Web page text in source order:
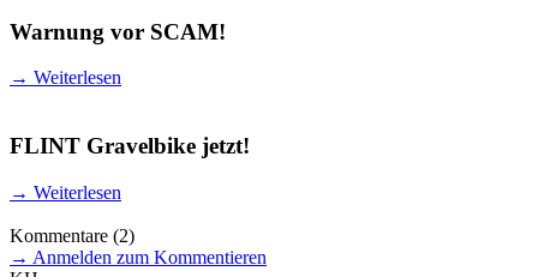
Warnung vor SCAM!
→ Weiterlesen
FLINT Gravelbike jetzt!
→ Weiterlesen
Kommentare (2)
→ Anmelden zum Kommentieren